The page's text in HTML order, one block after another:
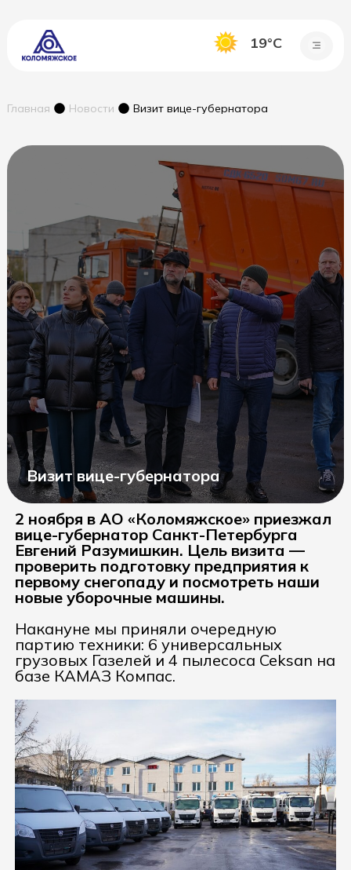
19°C
Главная Новости Визит вице-губернатора
Визит вице-губернатора
2 ноября в АО «Коломяжское» приезжал
вице-губернатор Санкт-Петербурга
Евгений Разумишкин. Цель визита —
проверить подготовку предприятия к
первому снегопаду и посмотреть наши
новые уборочные машины.
Накануне мы приняли очередную
партию техники: 6 универсальных
грузовых Газелей и 4 пылесоса Ceksan на
базе КАМАЗ Компас.